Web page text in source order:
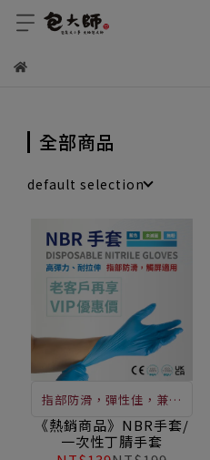
全部商品
default selection
指部防滑，彈性佳，兼具
高靈敏度，可觸控螢幕，
耐化學及油脂，為您的雙
《熱銷商品》NBR手套/
一次性丁腈手套